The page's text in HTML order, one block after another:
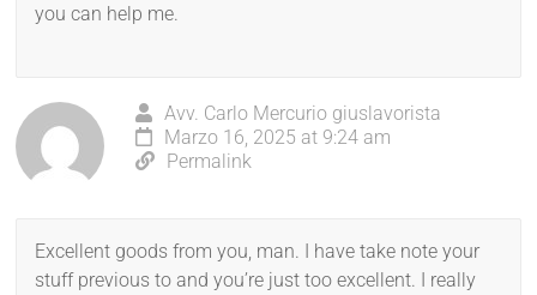
you can help me.
Avv. Carlo Mercurio giuslavorista
Marzo 16, 2025 at 9:24 am
Permalink
Excellent goods from you, man. I have take note your
stuff previous to and you’re just too excellent. I really